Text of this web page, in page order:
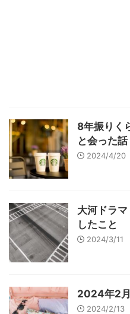
8年振りく
と会った話
2024/4/20
大河ドラ
したこと
2024/3/11
2024年2
2024/2/13